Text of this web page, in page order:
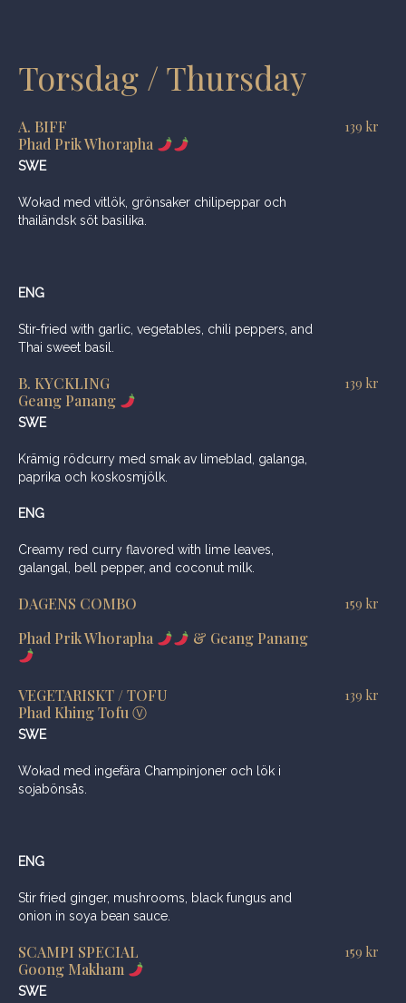
Torsdag / Thursday
A. BIFF
Phad Prik Whorapha
SWE
Wokad med vitlök, grönsaker chilipeppar och
thailändsk söt basilika.
ENG
Stir-fried with garlic, vegetables, chili peppers, and
Thai sweet basil.
139 kr
B. KYCKLING
Geang Panang
SWE
Krämig rödcurry med smak av limeblad, galanga,
paprika och koskosmjölk.
ENG
Creamy red curry flavored with lime leaves,
galangal, bell pepper, and coconut milk.
139 kr
DAGENS COMBO
Phad Prik Whorapha
& Geang Panang
159 kr
VEGETARISKT / TOFU
Phad Khing Tofu Ⓥ
SWE
Wokad med ingefära Champinjoner och lök i
sojabönsås.
ENG
Stir fried ginger, mushrooms, black fungus and
onion in soya bean sauce.
139 kr
SCAMPI SPECIAL
Goong Makham
SWE
159 kr